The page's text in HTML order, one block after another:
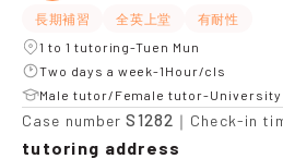
長期補習 全英上堂
有耐性
1 to 1 tutoring-Tuen Mun
Two days a week-1Hour/cls
Male tutor/Female tutor-University
Case numberS1282 ｜Check-in
tutoring address